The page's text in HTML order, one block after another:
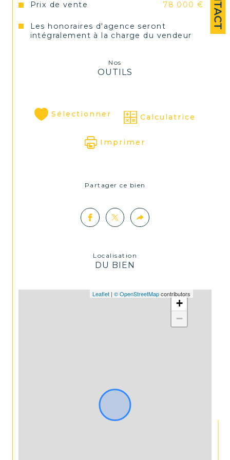
Les atouts du programme :
43,33 m² à aménager
11 plateaux disponibles, de
luminosité remarquable.
Prix de vente 78 000 €
Les honoraires d'agence seront
intégralement à la charge du vendeur
Nos
OUTILS
Sélectionner Calculatrice
Imprimer
Partager ce bien
Localisation
DU BIEN
+
−
Leaflet | © OpenStreetMapcontributors